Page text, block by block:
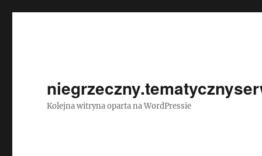
Kolejna witryna oparta na WordPressie